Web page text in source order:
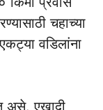
चहाच्या
वडिलांना
असे. एखादी